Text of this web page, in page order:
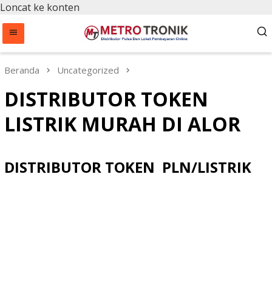
Loncat ke konten
Beranda Uncategorized
DISTRIBUTOR TOKEN
LISTRIK MURAH DI ALOR
DISTRIBUTOR TOKEN PLN/LISTRIK